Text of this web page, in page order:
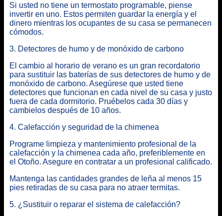
Si usted no tiene un termostato programable, piense
invertir en uno. Estos permiten guardar la energía y el
dinero mientras los ocupantes de su casa se permanecen
cómodos.
3. Detectores de humo y de monóxido de carbono
El cambio al horario de verano es un gran recordatorio
para sustituir las baterías de sus detectores de humo y de
monóxido de carbono. Asegúrese que usted tiene
detectores que funcionan en cada nivel de su casa y justo
fuera de cada dormitorio. Pruébelos cada 30 días y
cambielos después de 10 años.
4. Calefacción y seguridad de la chimenea
Programe limpieza y mantenimiento profesional de la
calefacción y la chimenea cada año, preferiblemente en
el Otoño. Asegure en contratar a un profesional calificado.
Mantenga las cantidades grandes de leña al menos 15
pies retiradas de su casa para no atraer termitas.
5. ¿Sustituir o reparar el sistema de calefacción?